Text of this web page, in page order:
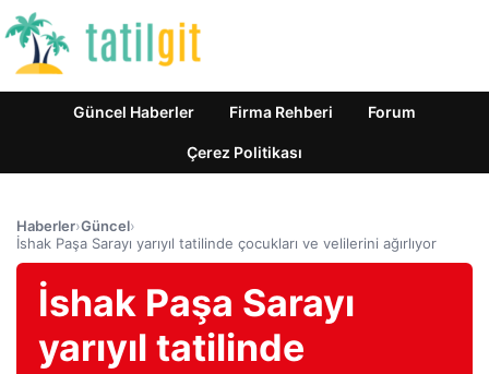
Güncel Haberler Firma Rehberi Forum
Çerez Politikası
Haberler›Güncel›
İshak Paşa Sarayı yarıyıl tatilinde çocukları ve velilerini ağırlıyor
İshak Paşa Sarayı
yarıyıl tatilinde